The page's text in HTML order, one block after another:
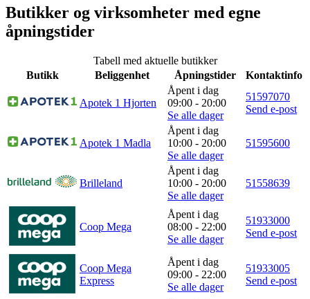
Praktisk informasjon
Ledige stillinger
Magasin
Gavekort
Butikker og virksomheter med egne
åpningstider
Tabell med aktuelle butikker
Butikk
Beliggenhet Åpningstider Kontaktinfo
Apotek 1 Hjorten
Åpent i dag
09:00 - 20:00
Se alle dager
51597070
Send e-post
Apotek 1 Madla
Åpent i dag
10:00 - 20:00
Se alle dager
51595600
Brilleland
Åpent i dag
10:00 - 20:00
Se alle dager
51558639
Coop Mega
Åpent i dag
08:00 - 22:00
Se alle dager
51933000
Send e-post
Coop Mega
Express
Åpent i dag
09:00 - 22:00
Se alle dager
51933005
Send e-post